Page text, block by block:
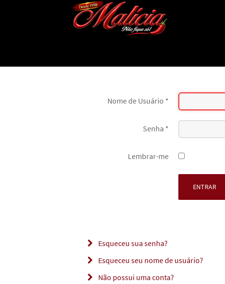
Nome de Usuário *
Senha *
Lembrar-me
ENTRAR
Esqueceu sua senha?
Esqueceu seu nome de usuário?
Não possui uma conta?